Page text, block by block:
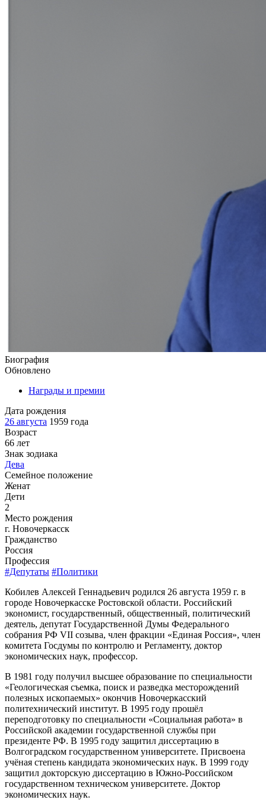
Биография
Обновлено
Награды и премии
Дата рождения
26 августа 1959 года
Возраст
66 лет
Знак зодиака
Дева
Семейное положение
Женат
Дети
2
Место рождения
г. Новочеркасск
Гражданство
Россия
Профессия
#Депутаты #Политики
Кобилев Алексей Геннадьевич родился 26 августа 1959 г. в
городе Новочеркасске Ростовской области. Российский
экономист, государственный, общественный, политический
деятель, депутат Государственной Думы Федерального
собрания РФ VII созыва, член фракции «Единая Россия», член
комитета Госдумы по контролю и Регламенту, доктор
экономических наук, профессор.
В 1981 году получил высшее образование по специальности
«Геологическая съемка, поиск и разведка месторождений
полезных ископаемых» окончив Новочеркасский
политехнический институт. В 1995 году прошёл
переподготовку по специальности «Социальная работа» в
Российской академии государственной службы при
президенте РФ. В 1995 году защитил диссертацию в
Волгоградском государственном университете. Присвоена
учёная степень кандидата экономических наук. В 1999 году
защитил докторскую диссертацию в Южно-Российском
государственном техническом университете. Доктор
экономических наук.